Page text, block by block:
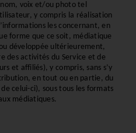
voix et/ou photo tel
y compris la réalisation
les concernant, en
forme que ce soit, médiatique
développée ultérieurement,
des activités du Service et de
et affiliés), y compris, sans s’y
en tout ou en partie, du
celui-ci), sous tous les formats
médiatiques.